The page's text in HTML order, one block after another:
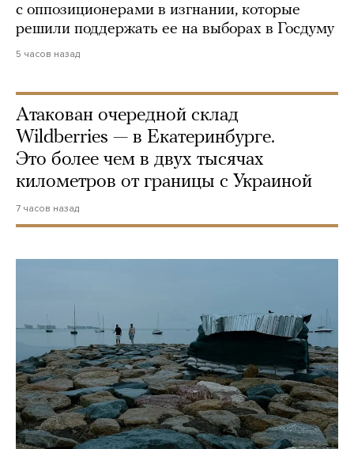
с оппозиционерами в изгнании, которые
решили поддержать ее на выборах в Госдуму
5 часов назад
Атакован очередной склад
Wildberries — в Екатеринбурге.
Это более чем в двух тысячах
километров от границы с Украиной
7 часов назад